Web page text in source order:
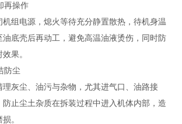
操作
电源，熄火等待充分静置散热，待机身温
油底壳后再动工，避免高温油液烫伤，同时防
果。
尘
灰尘、油污与杂物，尤其进气口、油路接
防止尘土杂质在拆装过程中进入机体内部，造
。